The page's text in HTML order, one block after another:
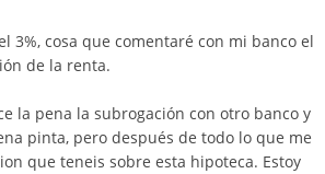
3%, cosa que comentaré con mi banco el
de la renta.
la pena la subrogación con otro banco y
pinta, pero después de todo lo que me
que teneis sobre esta hipoteca. Estoy